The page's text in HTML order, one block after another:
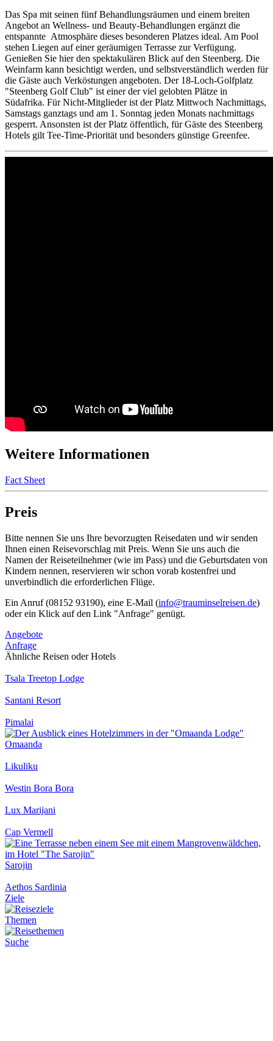
Das Spa mit seinen fünf Behandlungsräumen und einem breiten
Angebot an Wellness- und Beauty-Behandlungen ergänzt die
entspannte Atmosphäre dieses besonderen Platzes ideal. Am Pool
stehen Liegen auf einer geräumigen Terrasse zur Verfügung.
Genießen Sie hier den spektakulären Blick auf den Steenberg. Die
Weinfarm kann besichtigt werden, und selbstverständlich werden für
die Gäste auch Verköstungen angeboten. Der 18-Loch-Golfplatz
"Steenberg Golf Club" ist einer der viel gelobten Plätze in
Südafrika. Für Nicht-Mitglieder ist der Platz Mittwoch Nachmittags,
Samstags ganztags und am 1. Sonntag jeden Monats nachmittags
gesperrt. Ansonsten ist der Platz öffentlich, für Gäste des Steenberg
Hotels gilt Tee-Time-Priorität und besonders günstige Greenfee.
Weitere Informationen
Fact Sheet
Preis
Bitte nennen Sie uns Ihre bevorzugten Reisedaten und wir senden
Ihnen einen Reisevorschlag mit Preis. Wenn Sie uns auch die
Namen der Reiseteilnehmer (wie im Pass) und die Geburtsdaten von
Kindern nennen, reservieren wir schon vorab kostenfrei und
unverbindlich die erforderlichen Flüge.
Ein Anruf (08152 93190), eine E-Mail (info@trauminselreisen.de)
oder ein Klick auf den Link "Anfrage" genügt.
Angebote
Anfrage
Ähnliche Reisen oder Hotels
Tsala Treetop Lodge
Santani Resort
Pimalai
Omaanda
Likuliku
Westin Bora Bora
Lux Marijani
Cap Vermell
Sarojin
Aethos Sardinia
Ziele
Themen
Suche